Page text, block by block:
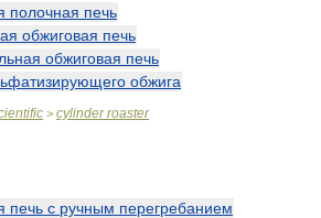
полочная печь
обжиговая печь
обжиговая печь
обжига
> cylinder roaster
печь с ручным перегребанием